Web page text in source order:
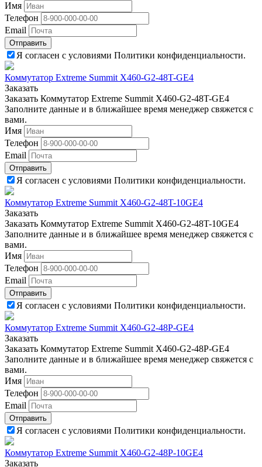
Имя
Телефон
Email
Отправить
Я согласен с условиями Политики конфиденциальности.
Коммутатор Extreme Summit X460-G2-48T-GE4
Заказать
Заказать Коммутатор Extreme Summit X460-G2-48T-GE4
Заполните данные и в ближайшее время менеджер свяжется с
вами.
Имя
Телефон
Email
Отправить
Я согласен с условиями Политики конфиденциальности.
Коммутатор Extreme Summit X460-G2-48T-10GE4
Заказать
Заказать Коммутатор Extreme Summit X460-G2-48T-10GE4
Заполните данные и в ближайшее время менеджер свяжется с
вами.
Имя
Телефон
Email
Отправить
Я согласен с условиями Политики конфиденциальности.
Коммутатор Extreme Summit X460-G2-48P-GE4
Заказать
Заказать Коммутатор Extreme Summit X460-G2-48P-GE4
Заполните данные и в ближайшее время менеджер свяжется с
вами.
Имя
Телефон
Email
Отправить
Я согласен с условиями Политики конфиденциальности.
Коммутатор Extreme Summit X460-G2-48P-10GE4
Заказать